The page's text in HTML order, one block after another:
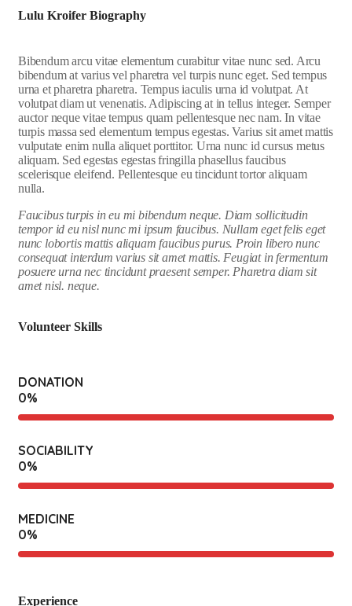
Lulu Kroifer Biography
Bibendum arcu vitae elementum curabitur vitae nunc sed. Arcu
bibendum at varius vel pharetra vel turpis nunc eget. Sed tempus
urna et pharetra pharetra. Tempus iaculis urna id volutpat. At
volutpat diam ut venenatis. Adipiscing at in tellus integer. Semper
auctor neque vitae tempus quam pellentesque nec nam. In vitae
turpis massa sed elementum tempus egestas. Varius sit amet mattis
vulputate enim nulla aliquet porttitor. Urna nunc id cursus metus
aliquam. Sed egestas egestas fringilla phasellus faucibus
scelerisque eleifend. Pellentesque eu tincidunt tortor aliquam
nulla.
Faucibus turpis in eu mi bibendum neque. Diam sollicitudin
tempor id eu nisl nunc mi ipsum faucibus. Nullam eget felis eget
nunc lobortis mattis aliquam faucibus purus. Proin libero nunc
consequat interdum varius sit amet mattis. Feugiat in fermentum
posuere urna nec tincidunt praesent semper. Pharetra diam sit
amet nisl. neque.
Volunteer Skills
DONATION
0%
SOCIABILITY
0%
MEDICINE
0%
Experience